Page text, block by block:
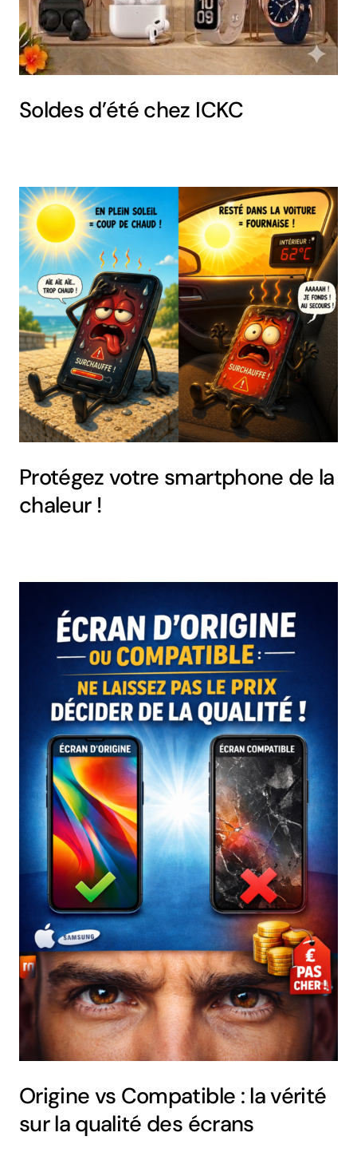
Soldes d’été chez ICKC
Protégez votre smartphone de la
chaleur !
Origine vs Compatible : la vérité
sur la qualité des écrans